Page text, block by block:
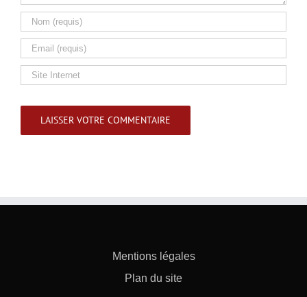
Mentions légales
Plan du site